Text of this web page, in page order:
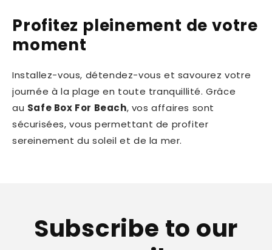
Profitez pleinement de votre
moment
Installez-vous, détendez-vous et savourez votre
journée à la plage en toute tranquillité. Grâce
au Safe Box For Beach, vos affaires sont
sécurisées, vous permettant de profiter
sereinement du soleil et de la mer.
Subscribe to our